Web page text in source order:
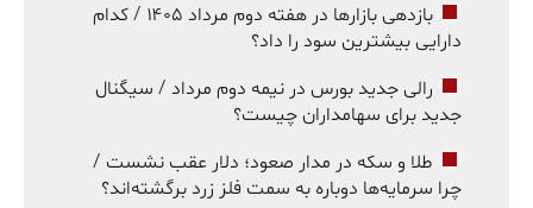
بازدهی بازارها در هفته دوم مرداد ۱۴۰۵ / کدام
دارایی بیشترین سود را داد؟
رالی جدید بورس در نیمه دوم مرداد / سیگنال
جدید برای سهامداران چیست؟
طلا و سکه در مدار صعود؛ دلار عقب نشست /
چرا سرمایه‌ها دوباره به سمت فلز زرد برگشته‌اند؟